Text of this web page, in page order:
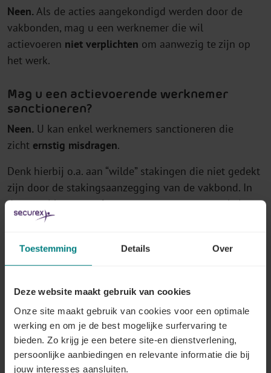
Toestemming Details Over
Deze website maakt gebruik van cookies
Onze site maakt gebruik van cookies voor een optimale
werking en om je de best mogelijke surfervaring te
bieden. Zo krijg je een betere site-en dienstverlening,
persoonlijke aanbiedingen en relevante informatie die bij
jouw interesses aansluiten.
Neen. Als de acties aangekondigd werden door de
vakbonden, mag u een werknemer die wil
actievoeren niet verplichten om aanwezig te zijn op
het werk.
Mag u een actievoerende werknemer
sanctioneren?
Neen. U kan enkel werknemers sanctioneren die
zicht ernstig misdragen.
Denk hierbij o.a. aan “wilde” stakingen die niet gedekt
zijn door de stakingsaanzegging van de vakbond. In
dat geval kunt utuchtsanctiesnemen, maar enkel op
voorwaarde dat die voorzien zijn in
Mogen werkwillige werknemers te laat
Neen.
Als de staking aangekondigd is, dan moet de
werknemer al het mogelijke doen om op het normale
uur naar het werk te komen. Hij of zij kan bijvoorbeeld
vroeger vertrekken, carpooling organiseren, …